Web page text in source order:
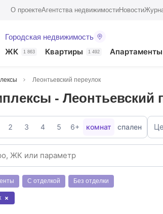
О проектеАгентства недвижимостиНовости
Городская недвижимость
ЖК 1 863 Квартиры 1 492 Апартаменты
Леонтьевский переулок
- Леонтьевский
2 3 4 5 6+ комнат спален
С отделкой Без отделки